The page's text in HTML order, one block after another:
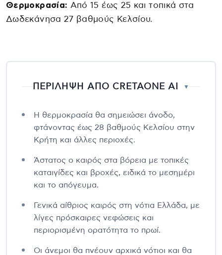
Θερμοκρασία: Από 15 έως 25 και τοπικά στα
Δωδεκάνησα 27 βαθμούς Κελσίου.
ΠΕΡΙΛΗΨΗ ΑΠΟ CRETAONE AI ▼
Η θερμοκρασία θα σημειώσει άνοδο,
φτάνοντας έως 28 βαθμούς Κελσίου στην
Κρήτη και άλλες περιοχές.
Άστατος ο καιρός στα βόρεια με τοπικές
καταιγίδες και βροχές, ειδικά το μεσημέρι
και το απόγευμα.
Γενικά αίθριος καιρός στη νότια Ελλάδα, με
λίγες πρόσκαιρες νεφώσεις και
περιορισμένη ορατότητα το πρωί.
Οι άνεμοι θα πνέουν αρχικά νότιοι και θα